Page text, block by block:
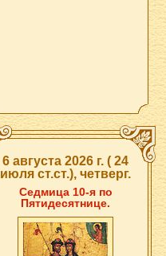
6 августа 2026 г. ( 24
июля ст.ст.), четверг.
Седмица 10-я по
Пятидесятнице.